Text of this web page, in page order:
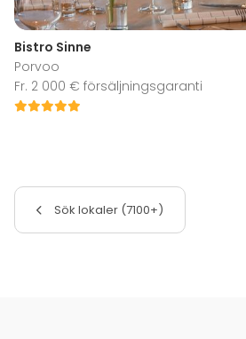
Bistro Sinne
Porvoo
Fr. 2 000 € försäljningsgaranti
Sök lokaler (7100+)